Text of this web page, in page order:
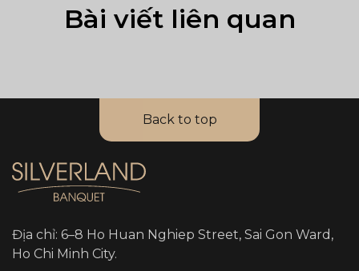
Bài viết liên quan
Back to top
Địa chỉ: 6–8 Ho Huan Nghiep Street, Sai Gon Ward,
Ho Chi Minh City.